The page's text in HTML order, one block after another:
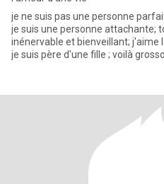
je ne suis pas une personne
je suis une personne attachante;
inénervable et bienveillant; j'aime
je suis père d'une fille ; voilà